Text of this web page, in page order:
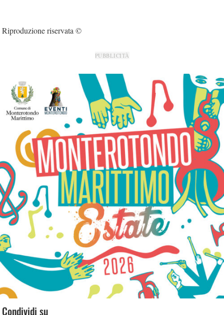
Riproduzione riservata ©
PUBBLICITÀ
Condividi su